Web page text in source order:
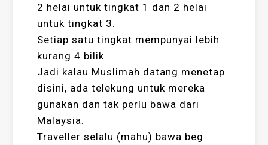
2 helai untuk tingkat 1 dan 2 helai
untuk tingkat 3.
Setiap satu tingkat mempunyai lebih
kurang 4 bilik.
Jadi kalau Muslimah datang menetap
disini, ada telekung untuk mereka
gunakan dan tak perlu bawa dari
Malaysia.
Traveller selalu (mahu) bawa beg